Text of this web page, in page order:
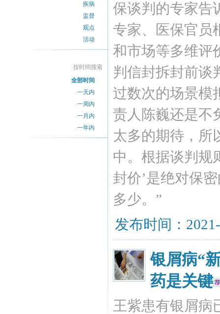
疾病
监督
观点
活动
按时间搜索
全部时间
一天内
一周内
一月内
一年内
保谈判的专家告
专家、医保官员
和市场等多维评
判信封拆封前谈
过数次的场景模
责人陈巍还是不
太多的期待，所
中。根据谈判规
封价’是绝对保
多少。”
发布时间：
银屑病“
药是关键
王紫患有银屑病